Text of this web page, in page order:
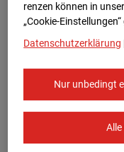
renzen können in
„Cookie-
Datenschutzerklärung
Nur unbedingt